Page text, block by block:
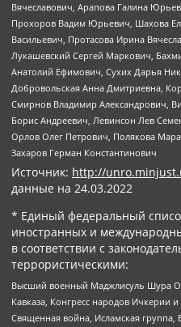
Вячеславович, Арапова Галина
Прохоров Вадим Юрьевич, Шахова
Васильевич, Протасова Ирина
Лукашевский Сергей Маркович,
Анатолий Ефимович, Сухих Дарья
Добровольская Анна Дмитриевна,
Смирнов Владимир Александрович,
Борис Андреевич, Левинсон Лев
Орлов Олег Петрович, Полякова
Захаров Герман Константинович
Источник: http://
данные на 24.03.2022
* Единый федеральный
иностранных и
в соответствии с
террористическими:
Высший военный Маджлисуль Шура
Кавказа, Конгресс народов Ичкерии и
Священная война, Исламская группа,